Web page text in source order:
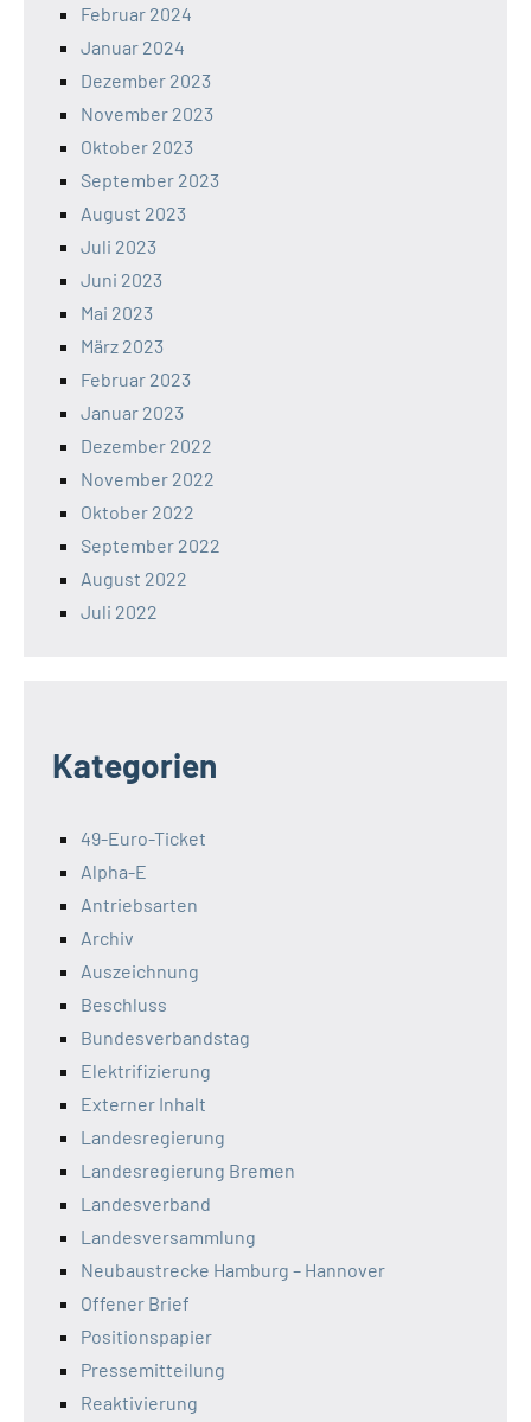
Februar 2024
Januar 2024
Dezember 2023
November 2023
Oktober 2023
September 2023
August 2023
Juli 2023
Juni 2023
Mai 2023
März 2023
Februar 2023
Januar 2023
Dezember 2022
November 2022
Oktober 2022
September 2022
August 2022
Juli 2022
Kategorien
49-Euro-Ticket
Alpha-E
Antriebsarten
Archiv
Auszeichnung
Beschluss
Bundesverbandstag
Elektrifizierung
Externer Inhalt
Landesregierung
Landesregierung Bremen
Landesverband
Landesversammlung
Neubaustrecke Hamburg – Hannover
Offener Brief
Positionspapier
Pressemitteilung
Reaktivierung